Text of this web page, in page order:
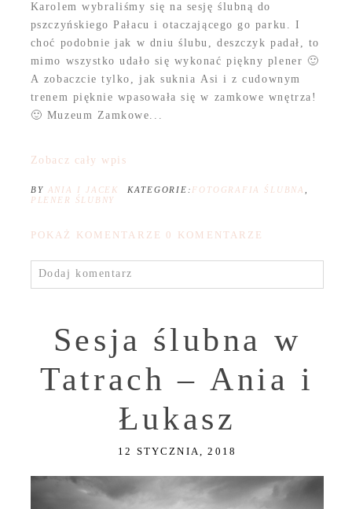
Karolem wybraliśmy się na sesję ślubną do
pszczyńskiego Pałacu i otaczającego go parku. I
choć podobnie jak w dniu ślubu, deszczyk padał, to
mimo wszystko udało się wykonać piękny plener 🙂
A zobaczcie tylko, jak suknia Asi i z cudownym
trenem pięknie wpasowała się w zamkowe wnętrza!
🙂 Muzeum Zamkowe...
Zobacz cały wpis
BY ANIA I JACEK KATEGORIE: FOTOGRAFIA ŚLUBNA
PLENER ŚLUBNY
POKAŻ KOMENTARZE 0 KOMENTARZE
Dodaj komentarz
Sesja ślubna w
Tatrach – Ania i
Łukasz
12 STYCZNIA, 2018